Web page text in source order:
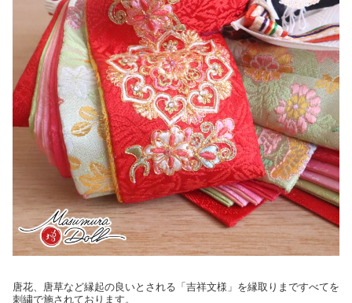
唐花、唐草など縁起の良いとされる「吉祥文様」を縁取りまですべてを
刺繍で施されております。